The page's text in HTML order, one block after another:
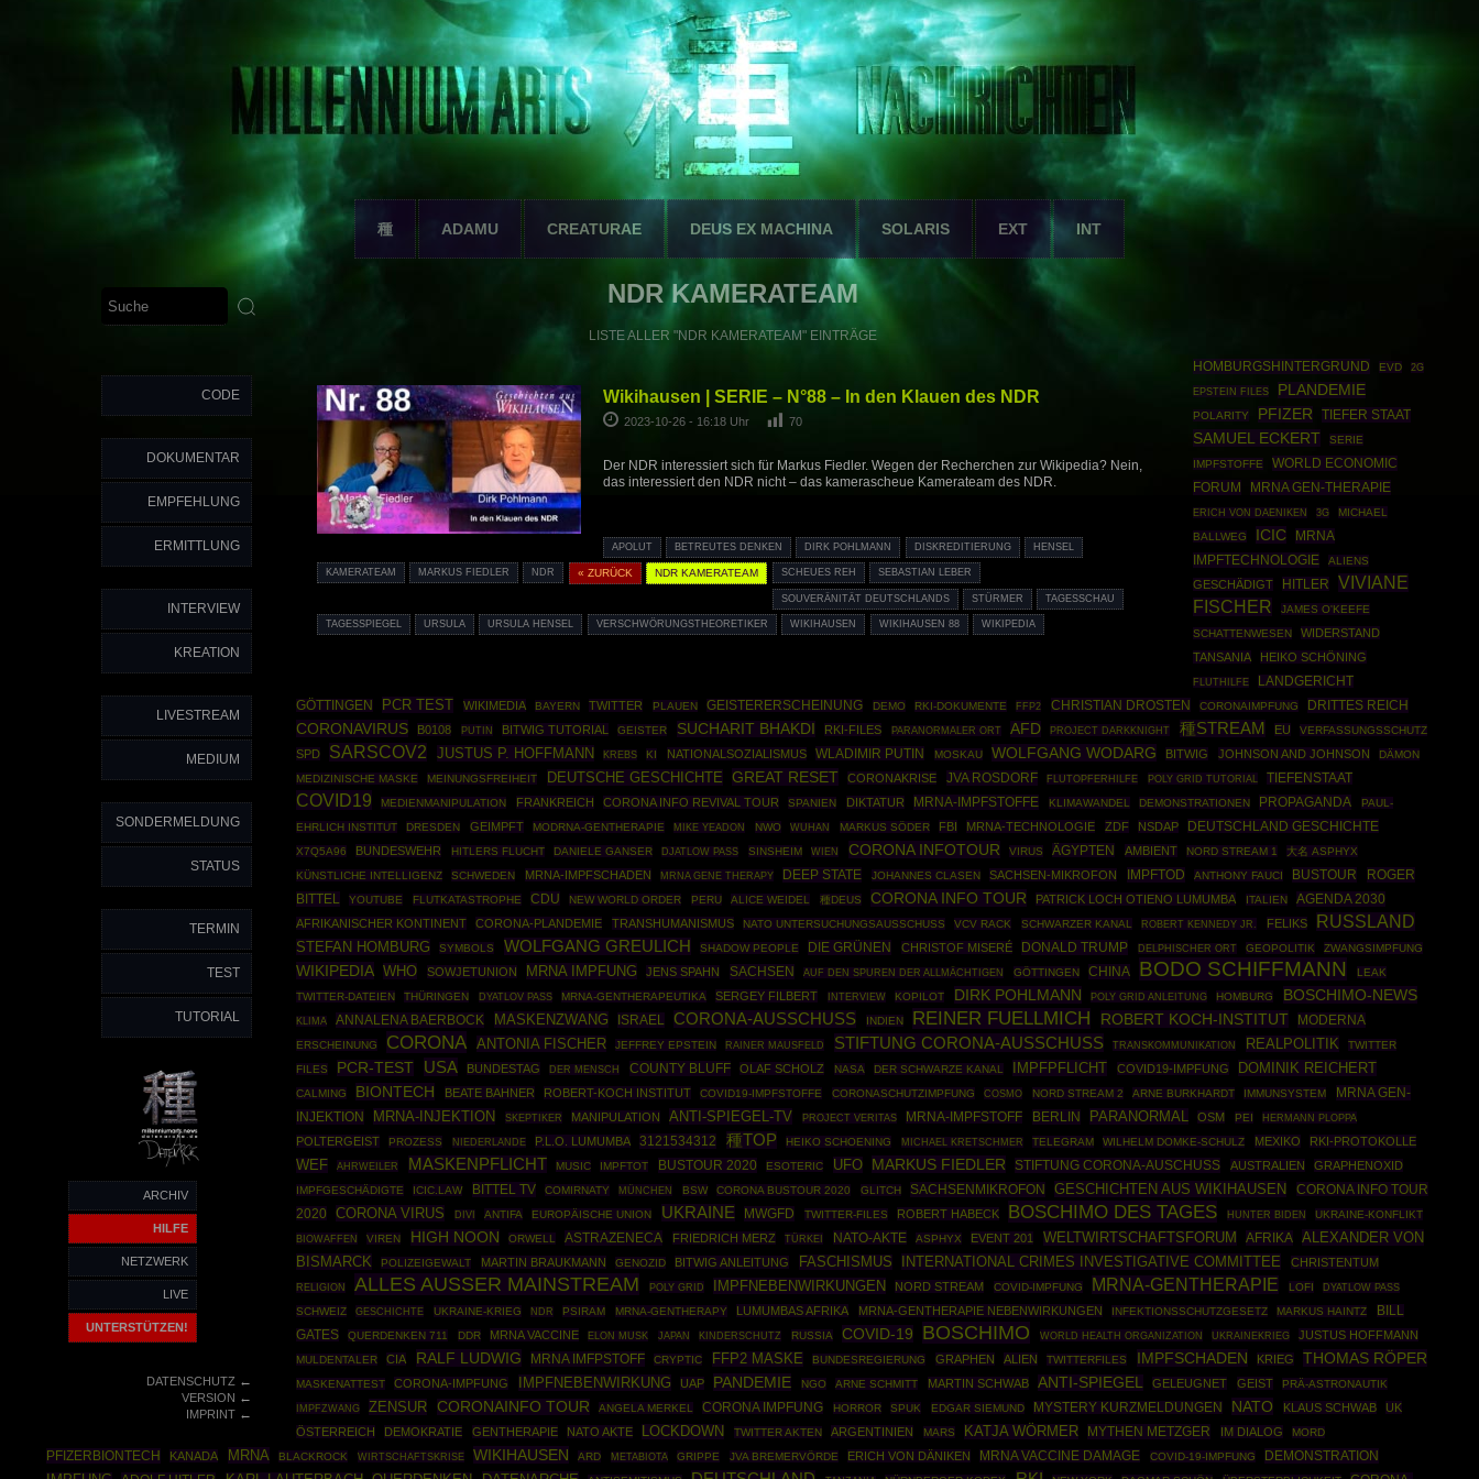
種 ADAMU CREATURAE DEUS EX MACHINA SOLARIS EXT INT
CODE
DOKUMENTAR
EMPFEHLUNG
ERMITTLUNG
INTERVIEW
KREATION
LIVESTREAM
MEDIUM
SONDERMELDUNG
STATUS
TERMIN
TEST
TUTORIAL
ARCHIV
HILFE
NETZWERK
LIVE
UNTERSTÜTZEN!
DATENSCHUTZ←
VERSION ←
IMPRINT←
NDR KAMERATEAM
LISTE ALLER "NDR KAMERATEAM" EINTRÄGE
Wikihausen | SERIE – N°88 – In den Klauen des NDR
2023-10-26 - 16:18 Uhr 70
Der NDR interessiert sich für Markus Fiedler. Wegen der Recherchen zur Wikipedia? Nein,
das interessiert den NDR nicht – das kamerascheue Kamerateam des NDR.
APOLUT BETREUTES DENKEN DIRK POHLMANN DISKREDITIERUNG HENSEL
KAMERATEAM MARKUS FIEDLER NDR « ZURÜCK NDR KAMERATEAM SCHEUES REH SEBASTIAN LEBER
SOUVERÄNITÄT DEUTSCHLANDS STÜRMER TAGESSCHAU
TAGESSPIEGEL URSULA URSULA HENSEL VERSCHWÖRUNGSTHEORETIKER WIKIHAUSEN WIKIHAUSEN 88 WIKIPEDIA
HOMBURGSHINTERGRUND EVD 2G
EPSTEIN FILES PLANDEMIE
POLARITY PFIZER TIEFER STAAT
SAMUEL ECKERT
SERIE
IMPFSTOFFE
WORLD ECONOMIC
FORUM
MRNA GEN-THERAPIE
ERICH VON DAENIKEN 3G
MICHAEL
BALLWEG
ICIC
MRNA
IMPFTECHNOLOGIE
ALIENS
GESCHÄDIGT HITLER
VIVIANE
FISCHER
JAMES O'KEEFE
SCHATTENWESEN
WIDERSTAND
TANSANIA
HEIKO SCHÖNING
FLUTHILFE
LANDGERICHT
GÖTTINGEN
PCR TEST WIKIMEDIA BAYERN TWITTER PLAUEN GEISTERERSCHEINUNG DEMO RKI-DOKUMENTE FFP2 CHRISTIAN DROSTEN CORONAIMPFUNG DRITTES REICH
CORONAVIRUS B0108 PUTIN BITWIG TUTORIAL GEISTER SUCHARIT BHAKDI RKI-FILES PARANORMALER ORT AFD PROJECT DARKKNIGHT 種STREAM EU VERFASSUNGSSCHUTZ
SPD SARSCOV2 JUSTUS P. HOFFMANN KREBS KI NATIONALSOZIALISMUS WLADIMIR PUTIN MOSKAU WOLFGANG WODARG BITWIG JOHNSON AND JOHNSON
DÄMON
MEDIZINISCHE MASKE
MEINUNGSFREIHEIT DEUTSCHE GESCHICHTE GREAT RESET CORONAKRISE JVA ROSDORF FLUTOPFERHILFE POLY GRID TUTORIAL TIEFENSTAAT
COVID19 MEDIENMANIPULATION FRANKREICH CORONA INFO REVIVAL TOUR SPANIEN DIKTATUR MRNA-IMPFSTOFFE KLIMAWANDEL DEMONSTRATIONEN PROPAGANDA
PAUL-
EHRLICH INSTITUT
DRESDEN GEIMPFT MODRNA-GENTHERAPIE MIKE YEADON NWO WUHAN MARKUS SÖDER FBI MRNA-TECHNOLOGIE ZDF NSDAP DEUTSCHLAND GESCHICHTE
X7Q5A96 BUNDESWEHR HITLERS FLUCHT DANIELE GANSER DJATLOW PASS SINSHEIM WIEN CORONA INFOTOUR VIRUS ÄGYPTEN AMBIENT NORD STREAM 1
大名 ASPHYX
KÜNSTLICHE INTELLIGENZ
SCHWEDEN MRNA-IMPFSCHADEN MRNA GENE THERAPY DEEP STATE JOHANNES CLASEN SACHSEN-MIKROFON IMPFTOD ANTHONY FAUCI BUSTOUR
ROGER
BITTEL
YOUTUBE FLUTKATASTROPHE CDU NEW WORLD ORDER PERU ALICE WEIDEL 種DEUS CORONA INFO TOUR PATRICK LOCH OTIENO LUMUMBA ITALIEN AGENDA 2030
AFRIKANISCHER KONTINENT CORONA-PLANDEMIE TRANSHUMANISMUS NATO UNTERSUCHUNGSAUSSCHUSS VCV RACK SCHWARZER KANAL ROBERT KENNEDY JR. FELIKS RUSSLAND
STEFAN HOMBURG SYMBOLS WOLFGANG GREULICH SHADOW PEOPLE DIE GRÜNEN CHRISTOF MISERÉ DONALD TRUMP DELPHISCHER ORT GEOPOLITIK ZWANGSIMPFUNG
WIKIPEDIA WHO SOWJETUNION MRNA IMPFUNG JENS SPAHN SACHSEN AUF DEN SPUREN DER ALLMÄCHTIGEN GÖTTINGEN CHINA BODO SCHIFFMANN
LEAK
TWITTER-DATEIEN
THÜRINGEN DYATLOV PASS MRNA-GENTHERAPEUTIKA SERGEY FILBERT INTERVIEW KOPILOT DIRK POHLMANN POLY GRID ANLEITUNG HOMBURG BOSCHIMO-NEWS
KLIMA ANNALENA BAERBOCK MASKENZWANG ISRAEL CORONA-AUSSCHUSS INDIEN REINER FUELLMICH ROBERT KOCH-INSTITUT MODERNA
ERSCHEINUNG CORONA ANTONIA FISCHER JEFFREY EPSTEIN RAINER MAUSFELD STIFTUNG CORONA-AUSSCHUSS TRANSKOMMUNIKATION REALPOLITIK
TWITTER
FILES
PCR-TEST USA BUNDESTAG DER MENSCH COUNTY BLUFF OLAF SCHOLZ NASA DER SCHWARZE KANAL IMPFPFLICHT COVID19-IMPFUNG DOMINIK REICHERT
CALMING BIONTECH BEATE BAHNER ROBERT-KOCH INSTITUT COVID19-IMPFSTOFFE CORONASCHUTZIMPFUNG COSMO NORD STREAM 2 ARNE BURKHARDT IMMUNSYSTEM
MRNA GEN-
INJEKTION
MRNA-INJEKTION SKEPTIKER MANIPULATION ANTI-SPIEGEL-TV PROJECT VERITAS MRNA-IMPFSTOFF BERLIN PARANORMAL OSM PEI HERMANN PLOPPA
POLTERGEIST PROZESS NIEDERLANDE P.L.O. LUMUMBA 3121534312 種TOP HEIKO SCHOENING MICHAEL KRETSCHMER TELEGRAM WILHELM DOMKE-SCHULZ MEXIKO RKI-PROTOKOLLE
WEF AHRWEILER MASKENPFLICHT MUSIC IMPFTOT BUSTOUR 2020 ESOTERIC UFO MARKUS FIEDLER STIFTUNG CORONA-AUSCHUSS AUSTRALIEN GRAPHENOXID
IMPFGESCHÄDIGTE ICIC.LAW BITTEL TV COMIRNATY MÜNCHEN BSW CORONA BUSTOUR 2020 GLITCH SACHSENMIKROFON GESCHICHTEN AUS WIKIHAUSEN
CORONA INFO TOUR
2020
CORONA VIRUS DIVI ANTIFA EUROPÄISCHE UNION UKRAINE MWGFD TWITTER-FILES ROBERT HABECK BOSCHIMO DES TAGES HUNTER BIDEN
UKRAINE-KONFLIKT
BIOWAFFEN
VIREN HIGH NOON ORWELL ASTRAZENECA FRIEDRICH MERZ TÜRKEI NATO-AKTE ASPHYX EVENT 201 WELTWIRTSCHAFTSFORUM AFRIKA
ALEXANDER VON
BISMARCK
POLIZEIGEWALT MARTIN BRAUKMANN GENOZID BITWIG ANLEITUNG FASCHISMUS INTERNATIONAL CRIMES INVESTIGATIVE COMMITTEE CHRISTENTUM
RELIGION ALLES AUSSER MAINSTREAM POLY GRID IMPFNEBENWIRKUNGEN NORD STREAM COVID-IMPFUNG MRNA-GENTHERAPIE LOFI DYATLOW PASS
SCHWEIZ GESCHICHTE UKRAINE-KRIEG NDR PSIRAM MRNA-GENTHERAPY LUMUMBAS AFRIKA MRNA-GENTHERAPIE NEBENWIRKUNGEN INFEKTIONSSCHUTZGESETZ MARKUS HAINTZ
BILL
GATES
QUERDENKEN 711 DDR MRNA VACCINE ELON MUSK JAPAN KINDERSCHUTZ RUSSIA COVID-19 BOSCHIMO WORLD HEALTH ORGANIZATION UKRAINEKRIEG JUSTUS HOFFMANN
MULDENTALER CIA RALF LUDWIG MRNA IMFPSTOFF CRYPTIC FFP2 MASKE BUNDESREGIERUNG GRAPHEN ALIEN TWITTERFILES IMPFSCHADEN KRIEG THOMAS RÖPER
MASKENATTEST CORONA-IMPFUNG IMPFNEBENWIRKUNG UAP PANDEMIE NGO ARNE SCHMITT MARTIN SCHWAB ANTI-SPIEGEL GELEUGNET GEIST
PRÄ-ASTRONAUTIK
IMPFZWANG
ZENSUR CORONAINFO TOUR ANGELA MERKEL CORONA IMPFUNG HORROR SPUK EDGAR SIEMUND MYSTERY KURZMELDUNGEN NATO KLAUS SCHWAB
UK
ÖSTERREICH
DEMOKRATIE GENTHERAPIE NATO AKTE LOCKDOWN TWITTER AKTEN ARGENTINIEN MARS KATJA WÖRMER MYTHEN METZGER IM DIALOG MORD
PFIZERBIONTECH KANADA MRNA BLACKROCK WIRTSCHAFTSKRISE WIKIHAUSEN ARD METABIOTA GRIPPE JVA BREMERVÖRDE ERICH VON DÄNIKEN MRNA VACCINE DAMAGE COVID-19-IMPFUNG
DEMONSTRATION